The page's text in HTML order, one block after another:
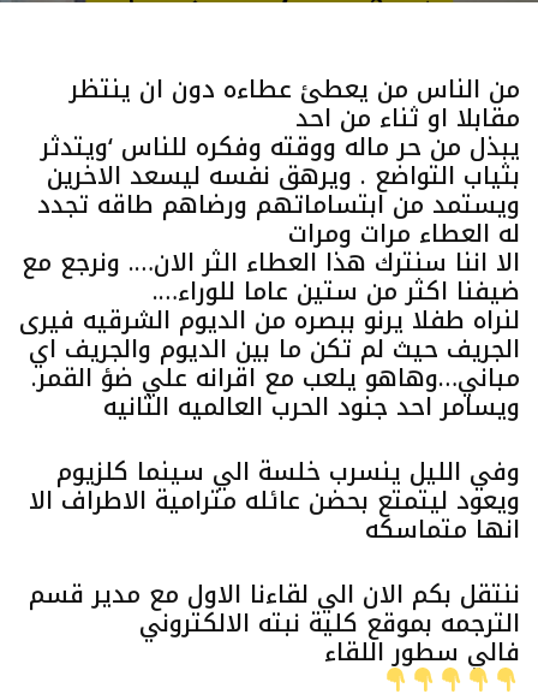
من الناس من يعطئ عطاءه دون ان ينتظر
مقابلا او ثناء من احد
يبذل من حر ماله ووقته وفكره للناس ‘ويتدثر
بثياب التواضع . ويرهق نفسه ليسعد الاخرين
ويستمد من ابتساماتهم ورضاهم طاقه تجدد
له العطاء مرات ومرات
الا اننا سنترك هذا العطاء الثر الان…. ونرجع مع
ضيفنا اكثر من ستين عاما للوراء….
لنراه طفلا يرنو ببصره من الديوم الشرقيه فيرى
الجريف حيث لم تكن ما بين الديوم والجريف اي
مباني…وهاهو يلعب مع اقرانه علي ضؤ القمر.
ويسامر احد جنود الحرب العالميه الثانيه
وفي الليل ينسرب خلسة الي سينما كلزيوم
ويعود ليتمتع بحضن عائله مترامية الاطراف الا
انها متماسكه
ننتقل بكم الان الي لقاءنا الاول مع مدير قسم
الترجمه بموقع كلية نبته الالكتروني
فالي سطور اللقاء